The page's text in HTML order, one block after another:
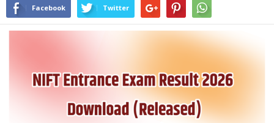
Facebook Twitter